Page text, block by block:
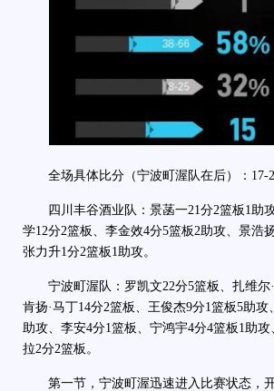
全场具体比分（宁波町渥队在后）：17-
四川丰谷酒业队：景菡一21分2篮板1助攻
学12分2篮板、李金效4分5篮板2助攻、景浩
张力升1分2篮板1助攻。
宁波町渥队：罗凯文22分5篮板、扎维尔·
肯扬·马丁14分2篮板、王俊杰9分1篮板5助
助攻、李安4分1篮板、宁鸿宇4分4篮板1助
拉2分2篮板。
第一节，宁波町渥迅速进入比赛状态，开